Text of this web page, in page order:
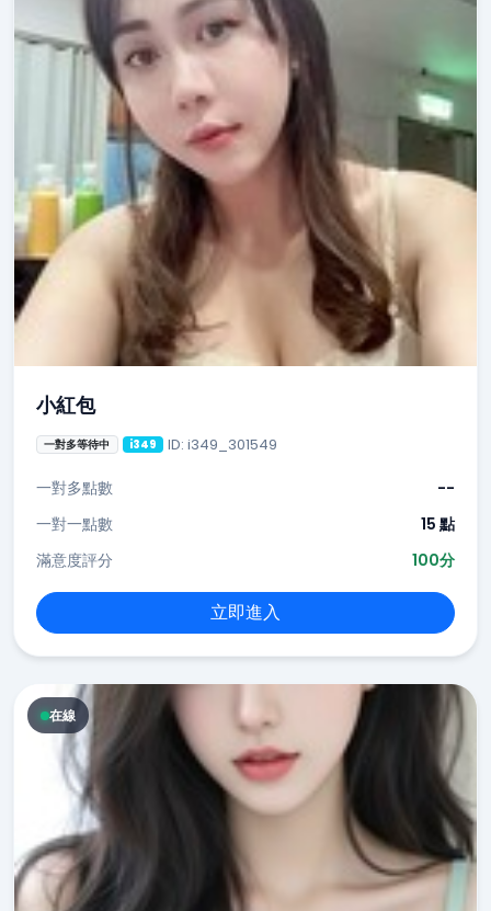
小紅包
一對多等待中 i349 ID: i349_301549
一對多點數
--
一對一點數
15 點
滿意度評分
100分
立即進入
在線